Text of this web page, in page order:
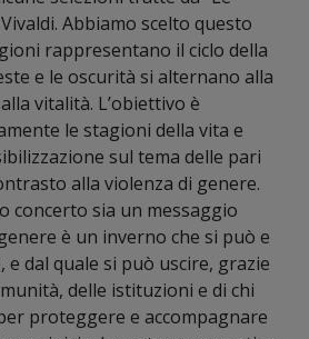
Abbiamo scelto questo
rappresentano il ciclo della
e le oscurità si alternano alla
vitalità. L’obiettivo è
le stagioni della vita e
sul tema delle pari
alla violenza di genere.
concerto sia un messaggio
è un inverno che si può e
e dal quale si può uscire, grazie
delle istituzioni e di chi
proteggere e accompagnare